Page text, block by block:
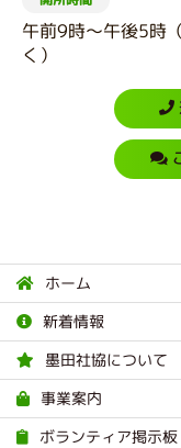
午前9時～午後5時
く）
ホーム
新着情報
墨田社協について
事業案内
ボランティア掲示板